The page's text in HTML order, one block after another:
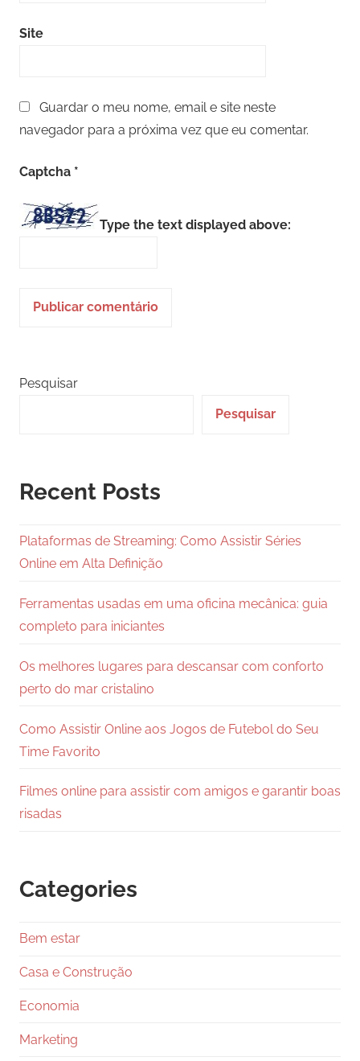
Site
Guardar o meu nome, email e site neste
navegador para a próxima vez que eu comentar.
Captcha *
Type the text displayed above:
Pesquisar
Pesquisar
Recent Posts
Plataformas de Streaming: Como Assistir Séries
Online em Alta Definição
Ferramentas usadas em uma oficina mecânica: guia
completo para iniciantes
Os melhores lugares para descansar com conforto
perto do mar cristalino
Como Assistir Online aos Jogos de Futebol do Seu
Time Favorito
Filmes online para assistir com amigos e garantir boas
risadas
Categories
Bem estar
Casa e Construção
Economia
Marketing